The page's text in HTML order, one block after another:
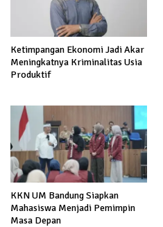
Ketimpangan Ekonomi Jadi Akar
Meningkatnya Kriminalitas Usia
Produktif
KKN UM Bandung Siapkan
Mahasiswa Menjadi Pemimpin
Masa Depan